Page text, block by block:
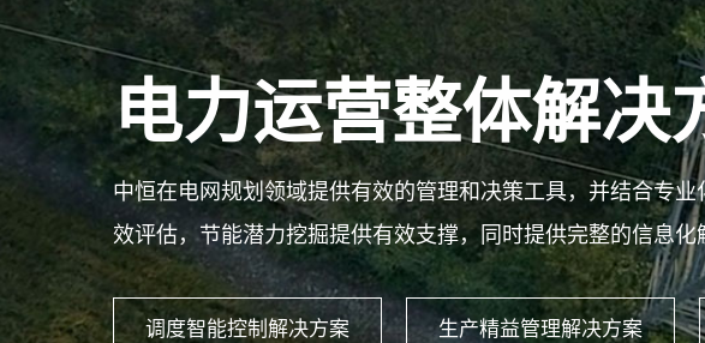
电力运营整体解决
中恒在电网规划领域提供有效的管理和决策工具，并结合专
效评估，节能潜力挖掘提供有效支撑，同时提供完整的信息
调度智能控制解决方案 生产精益管理解决方案